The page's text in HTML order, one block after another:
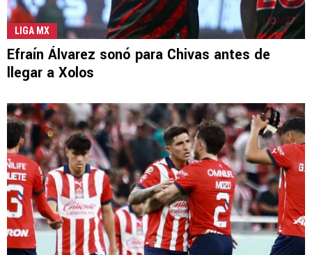
LIGA MX
Efraín Álvarez sonó para Chivas antes de
llegar a Xolos